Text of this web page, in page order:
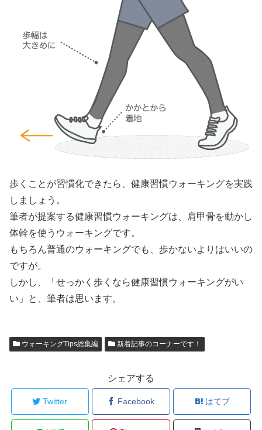
歩くことが習慣化できたら、健康習慣ウォーキングを実践
しましょう。
筆者が提案する健康習慣ウォーキングは、肩甲骨を動かし
体幹を使うウォーキングです。
もちろん普通のウォーキングでも、歩かないよりはいいの
ですが。
しかし、「せっかく歩くなら健康習慣ウォーキングがい
い」と、筆者は思います。
ウォーキングTips総集編 新着記事のコーナーです！
シェアする
Twitter Facebook はてブ